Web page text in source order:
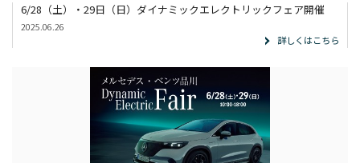
6/28（土）・29日（日）ダイナミックエレクトリックフェア開催
2025.06.26
詳しくはこちら